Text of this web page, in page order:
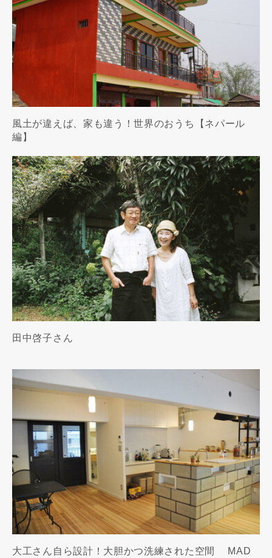
風土が違えば、家も違う！世界のおうち【ネパール
編】
田中啓子さん
大工さん自ら設計！大胆かつ洗練された空間 MAD